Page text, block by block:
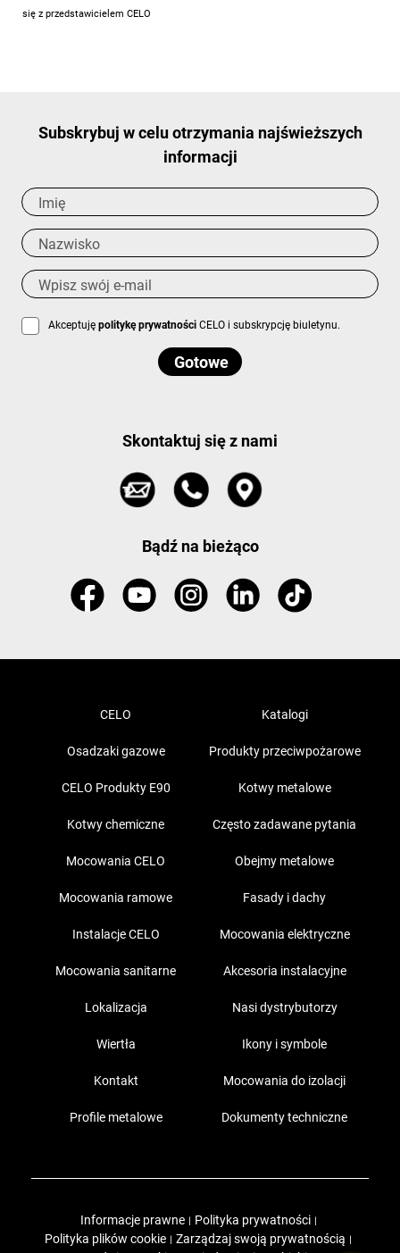
się z przedstawicielem CELO
Subskrybuj w celu otrzymania najświeższych
informacji
Akceptujępolitykę prywatności CELO i subskrypcję biuletynu.
Skontaktuj się z nami
Bądź na bieżąco
CELO Katalogi
Osadzaki gazowe Produkty przeciwpożarowe
CELO Produkty E90 Kotwy metalowe
Kotwy chemiczne Często zadawane pytania
Mocowania CELO Obejmy metalowe
Mocowania ramowe Fasady i dachy
Instalacje CELO Mocowania elektryczne
Mocowania sanitarne Akcesoria instalacyjne
Lokalizacja Nasi dystrybutorzy
Wiertła Ikony i symbole
Kontakt Mocowania do izolacji
Profile metalowe Dokumenty techniczne
Informacje prawne | Polityka prywatności |
Polityka plików cookie | Zarządzaj swoją prywatnością |